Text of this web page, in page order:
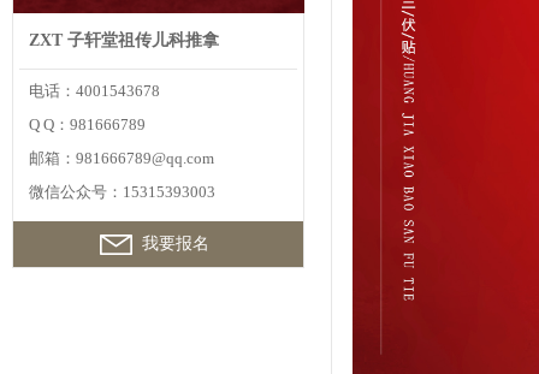
ZXT 子轩堂祖传儿科推拿
电话：4001543678
Q Q：981666789
邮箱：981666789@qq.com
微信公众号：15315393003
我要报名